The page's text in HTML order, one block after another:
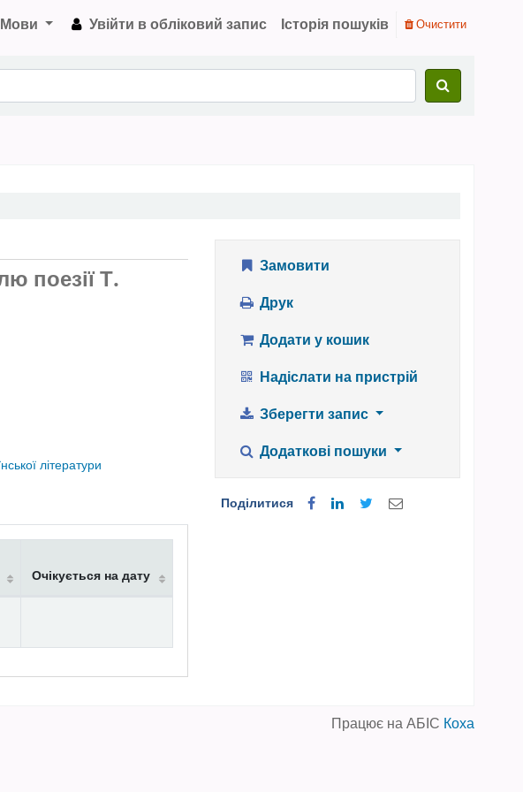
Мови Увійти в обліковий запис Історія пошуків Очистити
поезії Т.
літератури
Очікується на дату
Замовити
Друк
Додати у кошик
Надіслати на пристрій
Зберегти запис
Додаткові пошуки
Поділитися
Працює на АБІС Коха